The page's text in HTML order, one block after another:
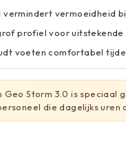
vermindert vermoeidheid
profiel voor uitstekende
voeten comfortabel
Geo Storm 3.0 is speciaal
die dagelijks uren